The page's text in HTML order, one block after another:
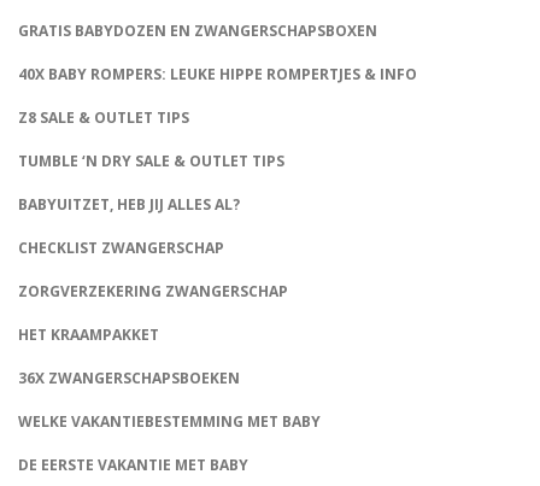
GRATIS BABYDOZEN EN ZWANGERSCHAPSBOXEN
40X BABY ROMPERS: LEUKE HIPPE ROMPERTJES & INFO
Z8 SALE & OUTLET TIPS
TUMBLE ‘N DRY SALE & OUTLET TIPS
BABYUITZET, HEB JIJ ALLES AL?
CHECKLIST ZWANGERSCHAP
ZORGVERZEKERING ZWANGERSCHAP
HET KRAAMPAKKET
36X ZWANGERSCHAPSBOEKEN
WELKE VAKANTIEBESTEMMING MET BABY
DE EERSTE VAKANTIE MET BABY